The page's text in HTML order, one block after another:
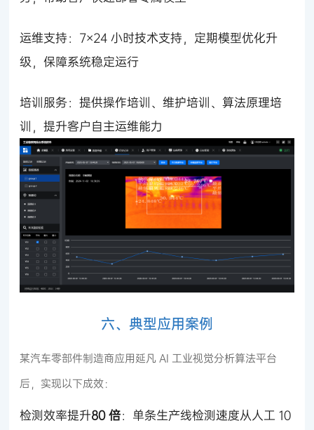
运维支持：7×24 小时技术支持，定期模型优化升
级，保障系统稳定运行
培训服务：提供操作培训、维护培训、算法原理培
训，提升客户自主运维能力
六、典型应用案例
某汽车零部件制造商应用延凡 AI 工业视觉分析算法平台
后，实现以下成效：
检测效率提升80 倍：单条生产线检测速度从人工 10